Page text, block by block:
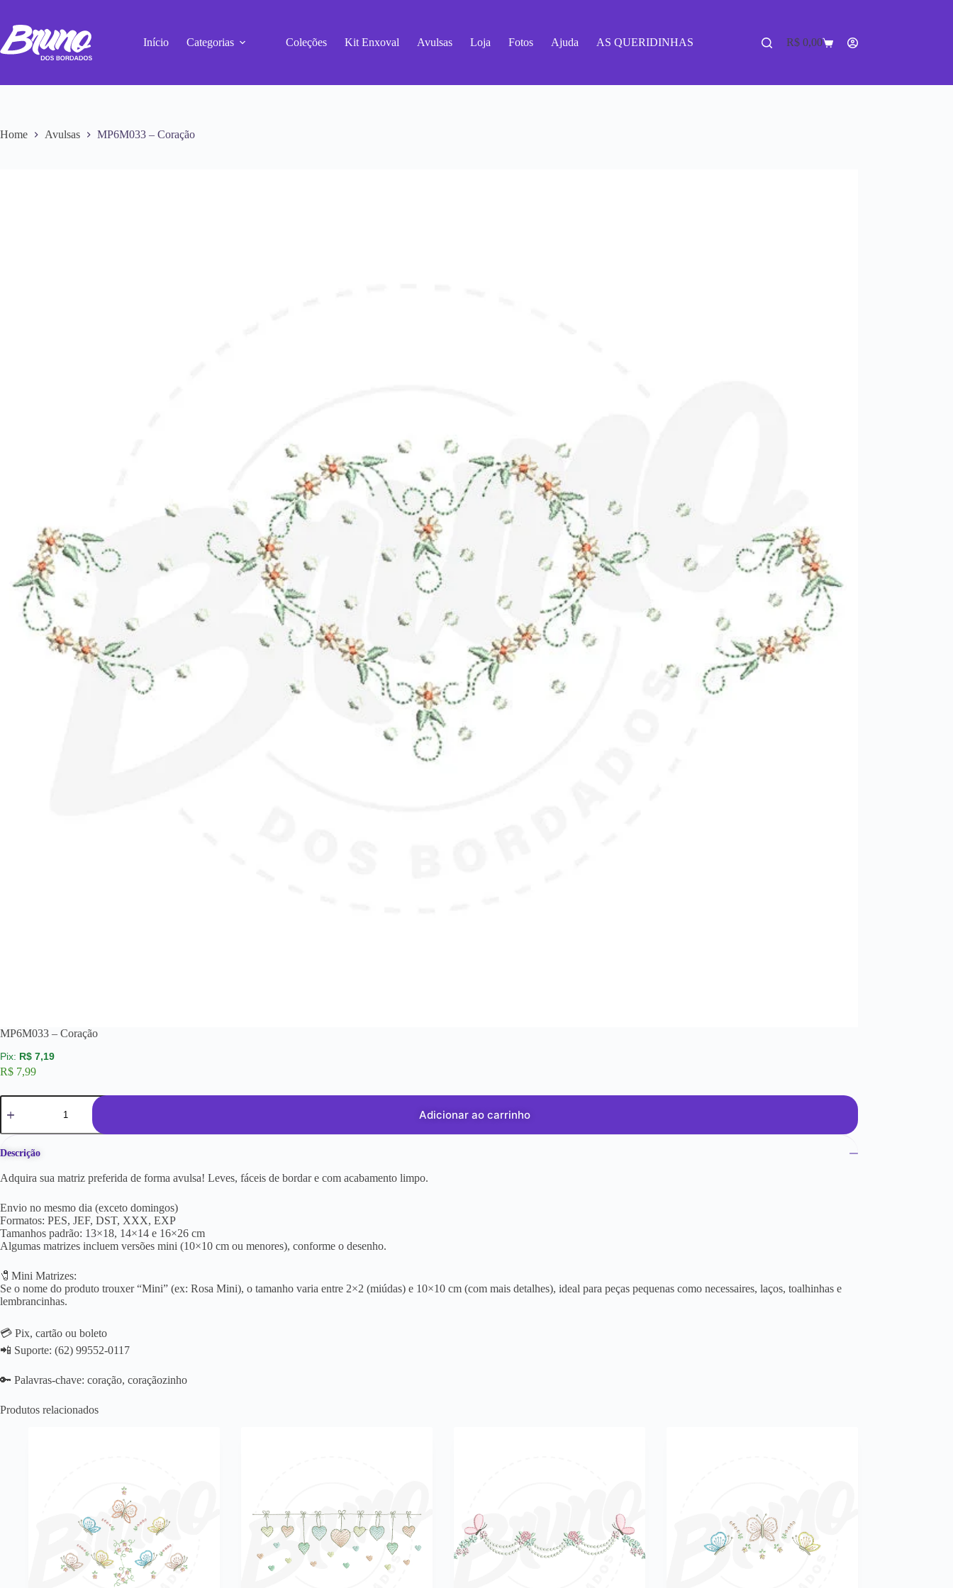
Início Categorias Coleções Kit Enxoval Avulsas Loja Fotos Ajuda AS QUERIDINHAS R$0,00
Home Avulsas MP6M033 – Coração
MP6M033 – Coração
R$ 7,19
R$ 7,99
Adicionar ao carrinho
Descrição
Adquira sua matriz preferida de forma avulsa! Leves, fáceis de bordar e com acabamento limpo.
Envio no mesmo dia (exceto domingos)
Formatos: PES, JEF, DST, XXX, EXP
Tamanhos padrão: 13×18, 14×14 e 16×26 cm
Algumas matrizes incluem versões mini (10×10 cm ou menores), conforme o desenho.
🧷Mini Matrizes:
Se o nome do produto trouxer “Mini” (ex: Rosa Mini), o tamanho varia entre 2×2 (miúdas) e 10×10 cm (com mais detalhes), ideal para peças pequenas como necessaires, laços, toalhinhas e
lembrancinhas.
💳 Pix, cartão ou boleto
📲 Suporte: (62) 99552-0117
🔑 Palavras-chave: coração, coraçãozinho
Produtos relacionados